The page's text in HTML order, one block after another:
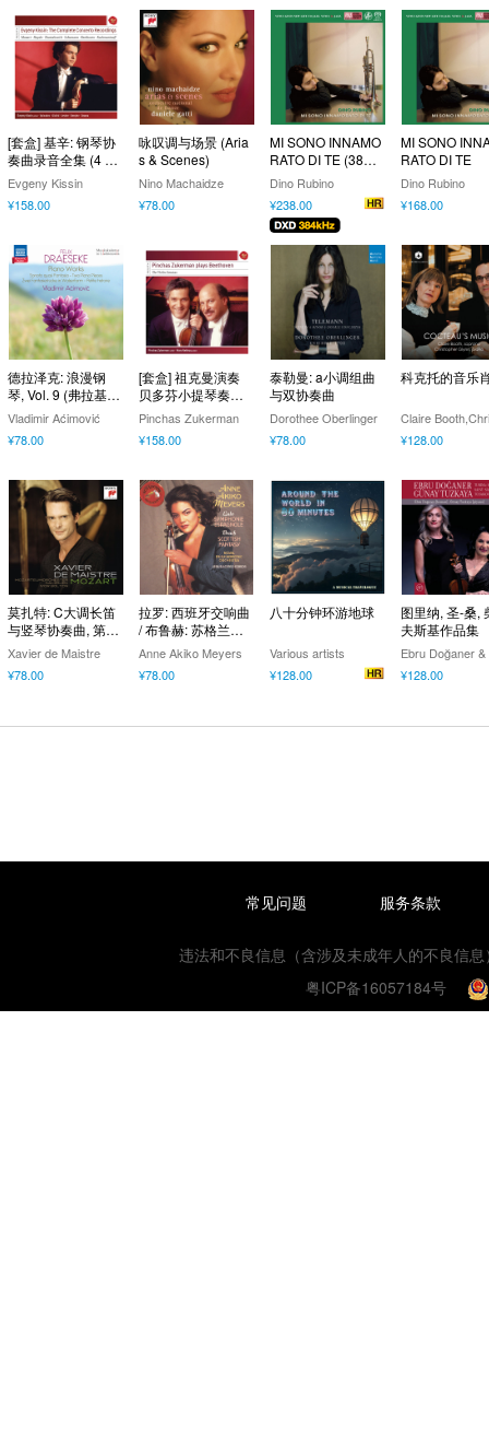
[套盒] 基辛: 钢琴协
奏曲录音全集 (4 Di
scs)
Evgeny Kissin
¥158.00
咏叹调与场景 (Aria
s & Scenes)
Nino Machaidze
¥78.00
MI SONO INNAMO
RATO DI TE (384k
Hz DXD)
Dino Rubino
¥238.00
MI SONO
RATO DI TE
Dino Rubino
¥168.00
德拉泽克: 浪漫钢
琴, Vol. 9 (弗拉基米
尔·阿奇莫维奇演奏)
Vladimir Aćimović
¥78.00
[套盒] 祖克曼演奏
贝多芬小提琴奏鸣
曲 (4 Discs)
Pinchas Zukerman
¥158.00
泰勒曼: a小调组曲
与双协奏曲
Dorothee Oberlinger
¥78.00
科克托的音乐
¥128.00
莫扎特: C大调长笛
与竖琴协奏曲, 第19
号钢琴协奏曲 & 第
16号钢琴奏鸣曲
"简易奏鸣曲" (泽维
Xavier de Maistre
¥78.00
拉罗: 西班牙交响曲
/ 布鲁赫: 苏格兰幻
想曲
Anne Akiko Meyers
¥78.00
八十分钟环游地球
Various artists
¥128.00
图里纳, 圣-桑,
夫斯基作品集
¥128.00
常见问题 服务条款
违法和不良信息（含涉及未成年人的不良信
粤ICP备16057184号